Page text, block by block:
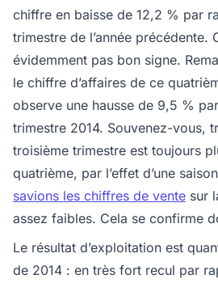
chiffre en baisse de 12,2 % par
trimestre de l’année précédente.
évidemment pas bon signe.
le chiffre d’affaires de ce
observe une hausse de 9,5 %
trimestre 2014. Souvenez-vous,
troisième trimestre est toujours
quatrième, par l’effet d’une
savions les chiffres de vente sur
assez faibles. Cela se confirme
Le résultat d’exploitation est
de 2014 : en très fort recul par